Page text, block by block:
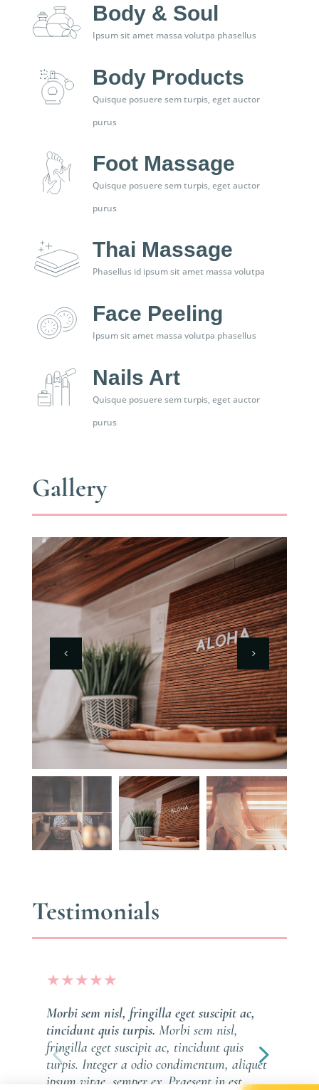
Body & Soul
Ipsum sit amet massa volutpa phasellus
Body Products
Quisque posuere sem turpis, eget auctor
purus
Foot Massage
Quisque posuere sem turpis, eget auctor
purus
Thai Massage
Phasellus id ipsum sit amet massa volutpa
Face Peeling
Ipsum sit amet massa volutpa phasellus
Nails Art
Quisque posuere sem turpis, eget auctor
purus
Gallery
Testimonials
★★★★★
Morbi sem nisl, fringilla eget suscipit ac,
tincidunt quis turpis. Morbi sem nisl,
fringilla eget suscipit ac, tincidunt quis
turpis. Integer a odio condimentum, aliquet
ipsum vitae, semper ex. Praesent in est ...